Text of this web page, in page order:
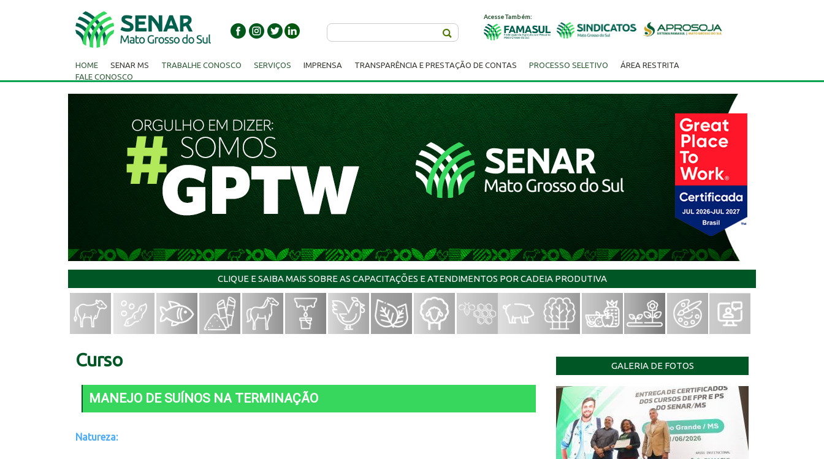
Acesse Também:
HOME SENAR MS TRABALHE CONOSCO SERVIÇOS IMPRENSA TRANSPARÊNCIA E PRESTAÇÃO DE CONTAS PROCESSO SELETIVO
ÁREA RESTRITA
FALE CONOSCO
CLIQUE E SAIBA MAIS SOBRE AS CAPACITAÇÕES E ATENDIMENTOS POR CADEIA PRODUTIVA
GALERIA DE FOTOS
Curso
MANEJO DE SUÍNOS NA TERMINAÇÃO
Natureza: